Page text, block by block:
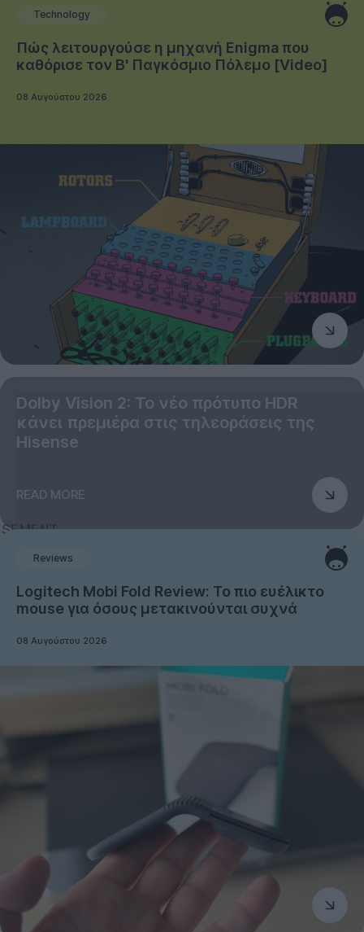
Technology
Πώς λειτουργούσε η μηχανή Enigma που
καθόρισε τον Β' Παγκόσμιο Πόλεμο [Video]
08 Αυγούστου 2026
Dolby Vision 2: Το νέο πρότυπο HDR
κάνει πρεμιέρα στις τηλεοράσεις της
Hisense
READ MORE
Reviews
Logitech Mobi Fold Review: Το πιο ευέλικτο
mouse για όσους μετακινούνται συχνά
08 Αυγούστου 2026